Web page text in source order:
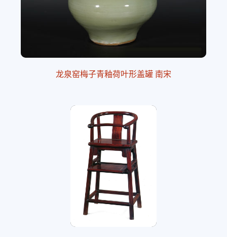
龙泉窑梅子青釉荷叶形盖罐 南宋